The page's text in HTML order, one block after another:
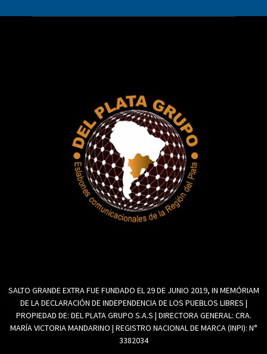
SALTO GRANDE EXTRA FUE FUNDADO EL 29 DE JUNIO 2019, IN MEMÓRIAM
DE LA DECLARACIÓN DE INDEPENDENCIA DE LOS PUEBLOS LIBRES |
PROPIEDAD DE: DEL PLATA GRUPO S.A.S | DIRECTORA GENERAL: CRA.
MARÍA VICTORIA MANDARINO | REGISTRO NACIONAL DE MARCA (INPI): N°
3382034